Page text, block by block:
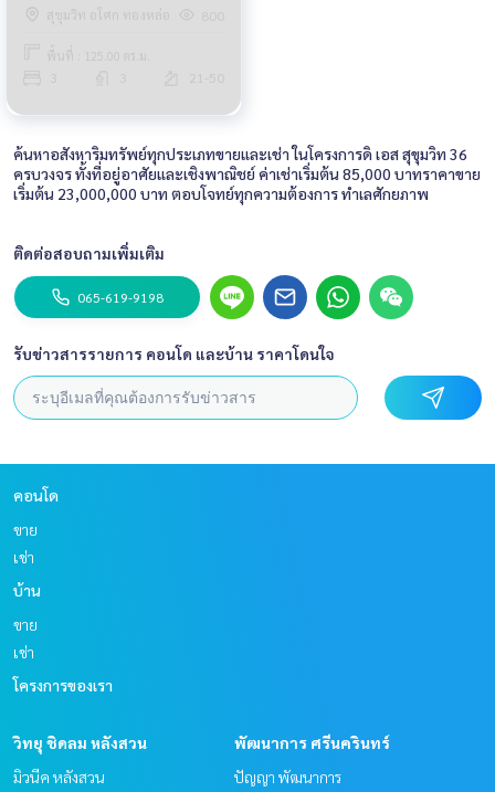
สุขุมวิท อโศก ทองหล่อ
800
พื้นที่ : 125.00 ตร.ม.
21-50
ค้นหาอสังหาริมทรัพย์ทุกประเภทขายและเช่า ในโครงการดิ เอส สุขุมวิท 36
ครบวงจร ทั้งที่อยู่อาศัยและเชิงพาณิชย์ ค่าเช่าเริ่มต้น 85,000 บาทราคาขาย
เริ่มต้น 23,000,000 บาท ตอบโจทย์ทุกความต้องการ ทำเลศักยภาพ
ติดต่อสอบถามเพิ่มเติม
065-619-9198
รับข่าวสารรายการ คอนโด และบ้าน ราคาโดนใจ
คอนโด
ขาย
เช่า
บ้าน
ขาย
เช่า
โครงการของเรา
วิทยุ ชิดลม หลังสวน
มิวนีค หลังสวน
พัฒนาการ ศรีนครินทร์
ปัญญา พัฒนาการ